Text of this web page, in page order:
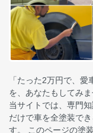
「たった2万円で、
を、あなたもしてみま
当サイトでは、専門
だけで車を全塗装で
す。 このページの塗